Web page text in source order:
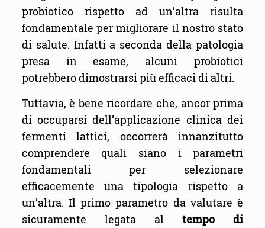
probiotico rispetto ad un’altra risulta
fondamentale per migliorare il nostro stato
di salute. Infatti a seconda della patologia
presa in esame, alcuni probiotici
potrebbero dimostrarsi più efficaci di altri.
Tuttavia, è bene ricordare che, ancor prima
di occuparsi dell’applicazione clinica dei
fermenti lattici, occorrerà innanzitutto
comprendere quali siano i parametri
fondamentali per selezionare
efficacemente una tipologia rispetto a
un’altra. Il primo parametro da valutare è
sicuramente legata altempo di